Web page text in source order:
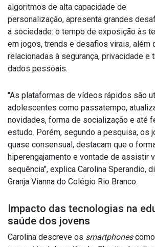
algoritmos de alta capacidade de
personalização, apresenta grandes
a sociedade: o tempo de exposição às
em jogos, trends e desafios virais, além
relacionadas à segurança, privacidade e
dados pessoais.
"As plataformas de vídeos rápidos são
adolescentes como passatempo,
novidades, forma de socialização e até
estudo. Porém, segundo a pesquisa, os
quase consensual, destacam que o
hiperengajamento e vontade de assistir
sequência", explica Carolina Sperandio,
Granja Vianna do Colégio Rio Branco.
Impacto das tecnologias na
saúde dos jovens
Carolina descreve os smartphones